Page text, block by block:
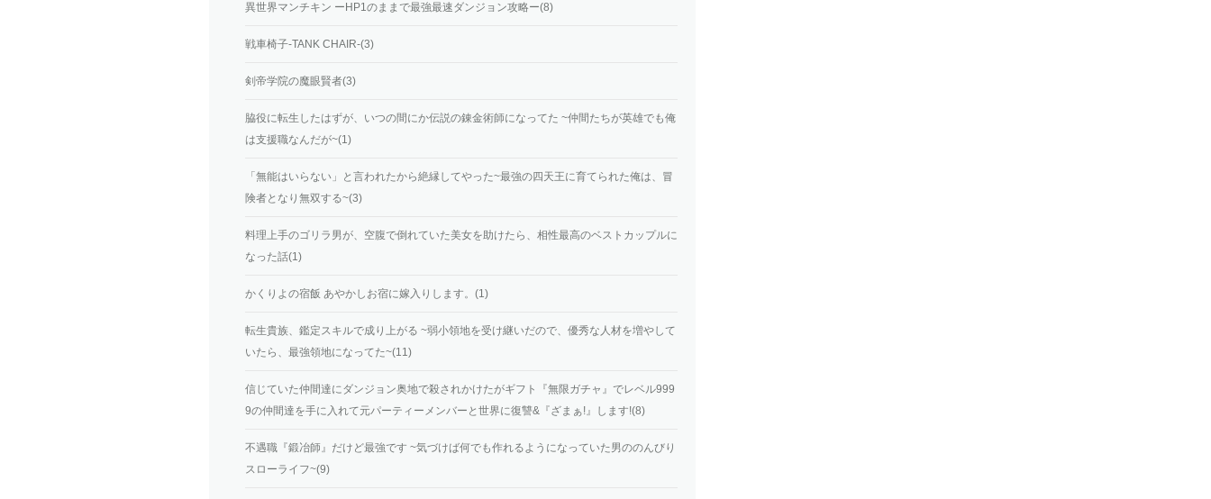
異世界マンチキン ーHP1のままで最強最速ダンジョン攻略ー(8)
戦車椅子-TANK CHAIR-(3)
剣帝学院の魔眼賢者(3)
脇役に転生したはずが、いつの間にか伝説の錬金術師になってた ~仲間たちが英雄でも俺
は支援職なんだが~(1)
「無能はいらない」と言われたから絶縁してやった~最強の四天王に育てられた俺は、冒
険者となり無双する~(3)
料理上手のゴリラ男が、空腹で倒れていた美女を助けたら、相性最高のベストカップルに
なった話(1)
かくりよの宿飯 あやかしお宿に嫁入りします。(1)
転生貴族、鑑定スキルで成り上がる ~弱小領地を受け継いだので、優秀な人材を増やして
いたら、最強領地になってた~(11)
信じていた仲間達にダンジョン奥地で殺されかけたがギフト『無限ガチャ』でレベル999
9の仲間達を手に入れて元パーティーメンバーと世界に復讐&『ざまぁ!』します!(8)
不遇職『鍛冶師』だけど最強です ~気づけば何でも作れるようになっていた男ののんびり
スローライフ~(9)